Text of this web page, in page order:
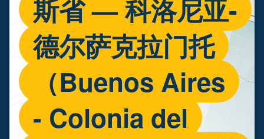
斯省 — 科洛尼亚-
德尔萨克拉门托
（Buenos Aires
- Colonia del